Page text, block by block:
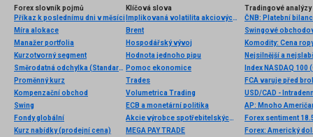
Forex slovník pojmů
Příkaz k poslednímu dni v měsíci
Míra alokace
Manažer portfolia
Kurzotvorný segment
Směrodatná odchylka (Standard deviation)
Proměnný kurz
Kompenzační obchod
Swing
Fondy globální
Kurz nabídky (prodejní cena)
Klíčová slova
Implikovaná volatilita akciových trhů
Brent
Hospodářský vývoj
Hodnota jednoho pipu
Pomoc ekonomice
Trades
Volumetrica Trading
ECB a monetární politika
Akcie výrobce spotřebitelských produktů
MEGA PAY TRADE
Tradingové analýzy
Swingové
Komodity: Cena
Nejsilnější a
Index NASDAQ
USD/CAD -
AP: Mnoho
Forex sentiment
Forex: Americký